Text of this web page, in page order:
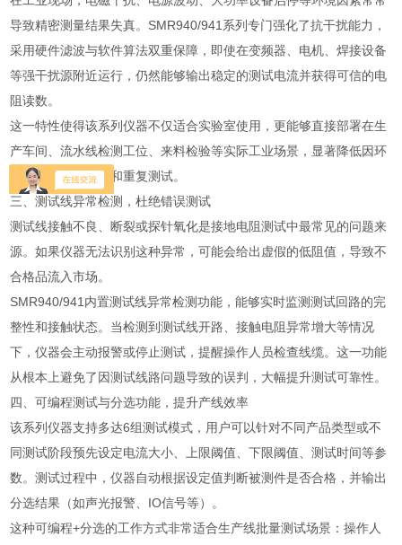
导致精密测量结果失真。SMR940/941系列专门强化了抗干扰能力，
采用硬件滤波与软件算法双重保障，即使在变频器、电机、焊接设备
等强干扰源附近运行，仍然能够输出稳定的测试电流并获得可信的电
阻读数。
这一特性使得该系列仪器不仅适合实验室使用，更能够直接部署在生
产车间、流水线检测工位、来料检验等实际工业场景，显著降低因环
境干扰造成的误判和重复测试。
三、测试线异常检测，杜绝错误测试
测试线接触不良、断裂或探针氧化是接地电阻测试中最常见的问题来
源。如果仪器无法识别这种异常，可能会给出虚假的低阻值，导致不
合格品流入市场。
SMR940/941内置测试线异常检测功能，能够实时监测测试回路的完
整性和接触状态。当检测到测试线开路、接触电阻异常增大等情况
下，仪器会主动报警或停止测试，提醒操作人员检查线缆。这一功能
从根本上避免了因测试线路问题导致的误判，大幅提升测试可靠性。
四、可编程测试与分选功能，提升产线效率
该系列仪器支持多达6组测试模式，用户可以针对不同产品类型或不
同测试阶段预先设定电流大小、上限阈值、下限阈值、测试时间等参
数。测试过程中，仪器自动根据设定值判断被测件是否合格，并输出
分选结果（如声光报警、IO信号等）。
这种可编程+分选的工作方式非常适合生产线批量测试场景：操作人